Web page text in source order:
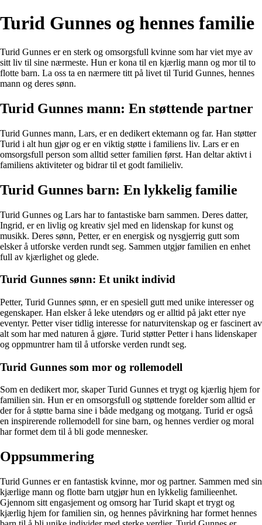
Turid Gunnes og hennes familie
Turid Gunnes er en sterk og omsorgsfull kvinne som har viet mye av
sitt liv til sine nærmeste. Hun er kona til en kjærlig mann og mor til to
flotte barn. La oss ta en nærmere titt på livet til Turid Gunnes, hennes
mann og deres sønn.
Turid Gunnes mann: En støttende partner
Turid Gunnes mann, Lars, er en dedikert ektemann og far. Han støtter
Turid i alt hun gjør og er en viktig støtte i familiens liv. Lars er en
omsorgsfull person som alltid setter familien først. Han deltar aktivt i
familiens aktiviteter og bidrar til et godt familieliv.
Turid Gunnes barn: En lykkelig familie
Turid Gunnes og Lars har to fantastiske barn sammen. Deres datter,
Ingrid, er en livlig og kreativ sjel med en lidenskap for kunst og
musikk. Deres sønn, Petter, er en energisk og nysgjerrig gutt som
elsker å utforske verden rundt seg. Sammen utgjør familien en enhet
full av kjærlighet og glede.
Turid Gunnes sønn: Et unikt individ
Petter, Turid Gunnes sønn, er en spesiell gutt med unike interesser og
egenskaper. Han elsker å leke utendørs og er alltid på jakt etter nye
eventyr. Petter viser tidlig interesse for naturvitenskap og er fascinert av
alt som har med naturen å gjøre. Turid støtter Petter i hans lidenskaper
og oppmuntrer ham til å utforske verden rundt seg.
Turid Gunnes som mor og rollemodell
Som en dedikert mor, skaper Turid Gunnes et trygt og kjærlig hjem for
familien sin. Hun er en omsorgsfull og støttende forelder som alltid er
der for å støtte barna sine i både medgang og motgang. Turid er også
en inspirerende rollemodell for sine barn, og hennes verdier og moral
har formet dem til å bli gode mennesker.
Oppsummering
Turid Gunnes er en fantastisk kvinne, mor og partner. Sammen med sin
kjærlige mann og flotte barn utgjør hun en lykkelig familieenhet.
Gjennom sitt engasjement og omsorg har Turid skapt et trygt og
kjærlig hjem for familien sin, og hennes påvirkning har formet hennes